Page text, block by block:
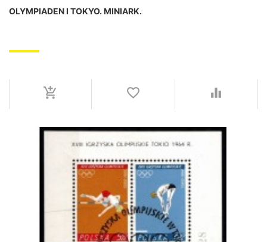
OLYMPIADEN I TOKYO. MINIARK.